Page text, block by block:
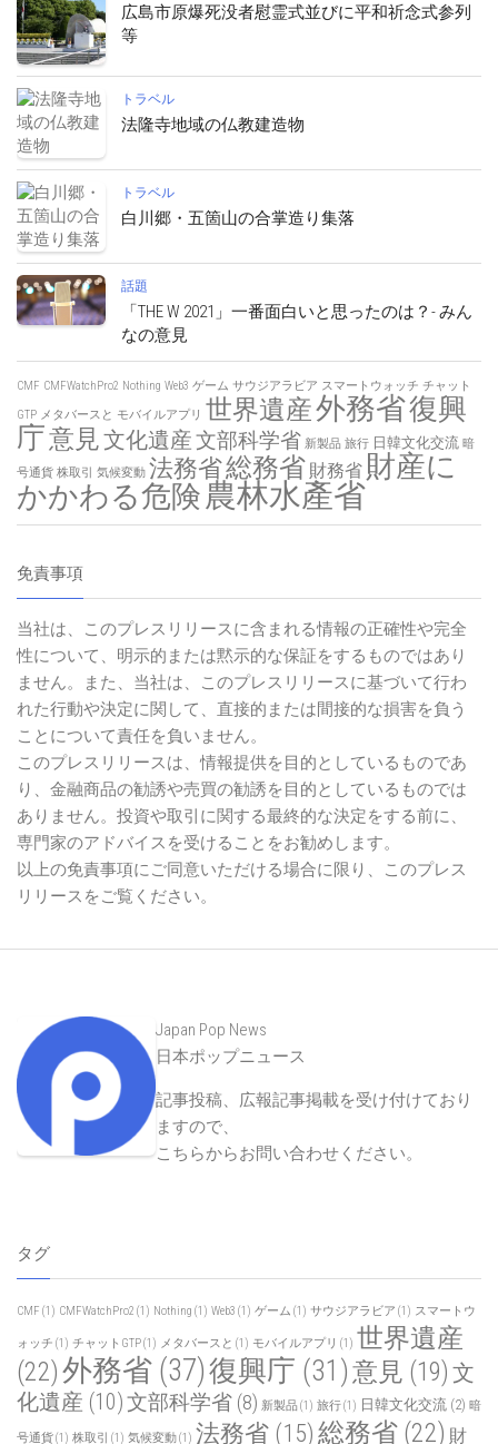
広島市原爆死没者慰霊式並びに平和祈念式参列
等
トラベル
法隆寺地域の仏教建造物
トラベル
白川郷・五箇山の合掌造り集落
話題
「THE W 2021」一番面白いと思ったのは？- みん
なの意見
CMF CMFWatchPro2 Nothing Web3 ゲーム サウジアラビア スマートウォッチ チャット
GTP メタバースと モバイルアプリ 世界遺産外務省復興
庁意見文化遺産文部科学省 新製品 旅行 日韓文化交流 暗
号通貨 株取引 気候変動 法務省総務省 財務省 財産に
かかわる危険 農林水產省
免責事項
当社は、このプレスリリースに含まれる情報の正確性や完全
性について、明示的または黙示的な保証をするものではあり
ません。また、当社は、このプレスリリースに基づいて行わ
れた行動や決定に関して、直接的または間接的な損害を負う
ことについて責任を負いません。
このプレスリリースは、情報提供を目的としているものであ
り、金融商品の勧誘や売買の勧誘を目的としているものでは
ありません。投資や取引に関する最終的な決定をする前に、
専門家のアドバイスを受けることをお勧めします。
以上の免責事項にご同意いただける場合に限り、このプレス
リリースをご覧ください。
Japan Pop News
日本ポップニュース
記事投稿、広報記事掲載を受け付けており
ますので、
こちらからお問い合わせください。
タグ
CMF (1) CMFWatchPro2 (1) Nothing (1) Web3 (1) ゲーム (1) サウジアラビア (1) スマートウ
ォッチ (1) チャットGTP(1) メタバースと (1) モバイルアプリ (1) 世界遺産
(22)外務省 (37)復興庁 (31)意見 (19) 文
化遺産 (10)文部科学省 (8) 新製品(1) 旅行(1) 日韓文化交流 (2) 暗
号通貨(1) 株取引 (1) 気候変動(1) 法務省 (15) 総務省 (22) 財